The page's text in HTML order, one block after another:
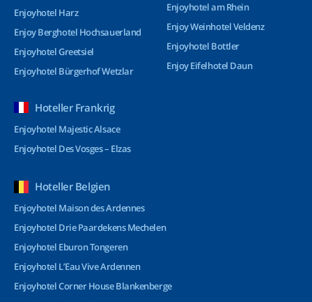
Enjoyhotel Harz
Enjoy Berghotel Hochsauerland
Enjoyhotel Greetsiel
Enjoyhotel Bürgerhof Wetzlar
Enjoyhotel am Rhein
Enjoy Weinhotel Veldenz
Enjoyhotel Bottler
Enjoy Eifelhotel Daun
Hoteller Frankrig
Enjoyhotel Majestic Alsace
Enjoyhotel Des Vosges – Elzas
Hoteller Belgien
Enjoyhotel Maison des Ardennes
Enjoyhotel Drie Paardekens Mechelen
Enjoyhotel Eburon Tongeren
Enjoyhotel L’Eau Vive Ardennen
Enjoyhotel Corner House Blankenberge